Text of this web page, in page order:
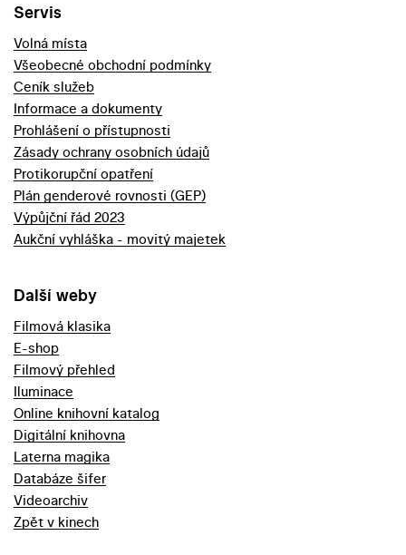
Servis
Volná místa
Všeobecné obchodní podmínky
Ceník služeb
Informace a dokumenty
Prohlášení o přístupnosti
Zásady ochrany osobních údajů
Protikorupční opatření
Plán genderové rovnosti (GEP)
Výpůjční řád 2023
Aukční vyhláška - movitý majetek
Další weby
Filmová klasika
E-shop
Filmový přehled
Iluminace
Online knihovní katalog
Digitální knihovna
Laterna magika
Databáze šifer
Videoarchiv
Zpět v kinech